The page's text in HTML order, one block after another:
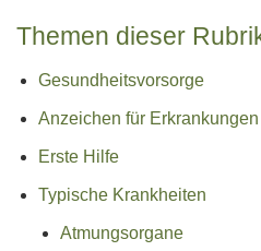
Themen dieser
Gesundheitsvorsorge
Anzeichen für Erkrankungen
Erste Hilfe
Typische Krankheiten
Atmungsorgane